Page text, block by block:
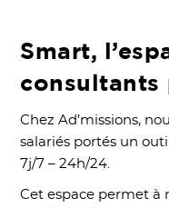
Smart,
consultants
Chez Ad’missions,
salariés portés un
7j/7 – 24h/24.
Cet espace permet à